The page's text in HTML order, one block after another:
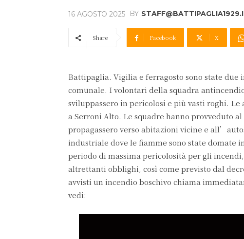
16 AGOSTO 2025 BY
Share Facebook X
Battipaglia. Vigilia e ferragosto sono state
comunale. I volontari della squadra
sviluppassero in pericolosi e più vasti roghi.
a Serroni Alto. Le squadre hanno provveduto
propagassero verso abitazioni vicine e
industriale dove le fiamme sono state domate
periodo di massima pericolosità per gli
altrettanti obblighi, così come previsto dal
avvisti un incendio boschivo chiama
vedi: